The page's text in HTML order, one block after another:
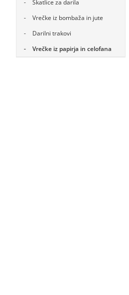
Škatlice za darila
Vrečke iz bombaža in jute
Darilni trakovi
Vrečke iz papirja in celofana